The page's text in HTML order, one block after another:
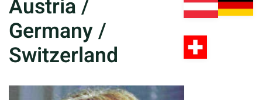
Austria /
Germany /
Switzerland